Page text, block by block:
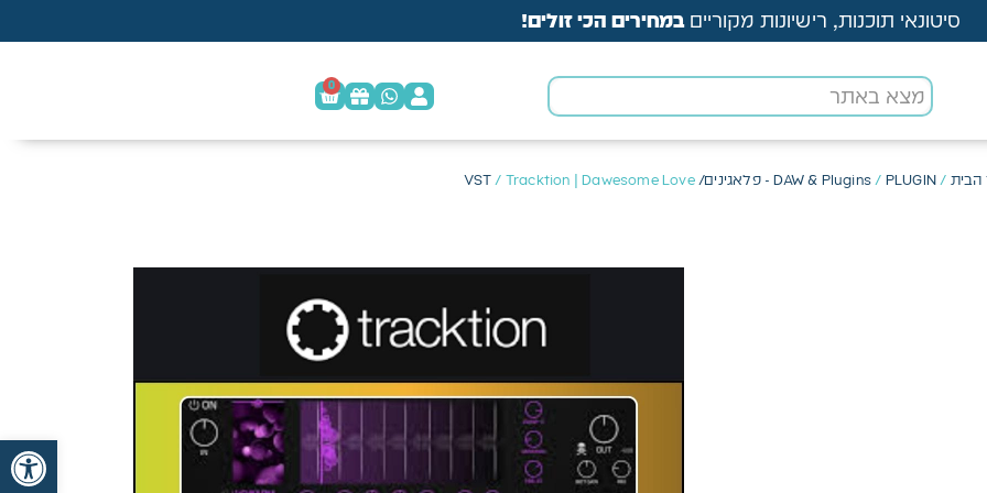
סיטונאי תוכנות, רישיונות מקורייםבמחירים הכי זולים!
0
הבית /
DAW & Plugins/ PLUGIN - פלאגינים/ VST / Tracktion | Dawesome Love